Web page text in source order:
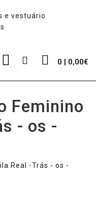
0 | 0,00€
Feminino
- os -